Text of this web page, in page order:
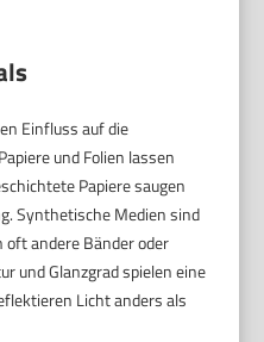
Einfluss auf die
und Folien lassen
Papiere saugen
Synthetische Medien sind
andere Bänder oder
und Glanzgrad spielen eine
Licht anders als